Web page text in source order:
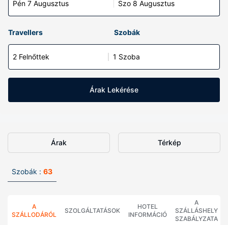
Pén 7 Augusztus Szo 8 Augusztus
Travellers Szobák
2 Felnőttek 1 Szoba
Árak Lekérése
Árak Térkép
Szobák : 63
A
SZÁLLODÁRÓL
SZOLGÁLTATÁSOK
HOTEL
INFORMÁCIÓ
A
SZÁLLÁSHELY
SZABÁLYZATA